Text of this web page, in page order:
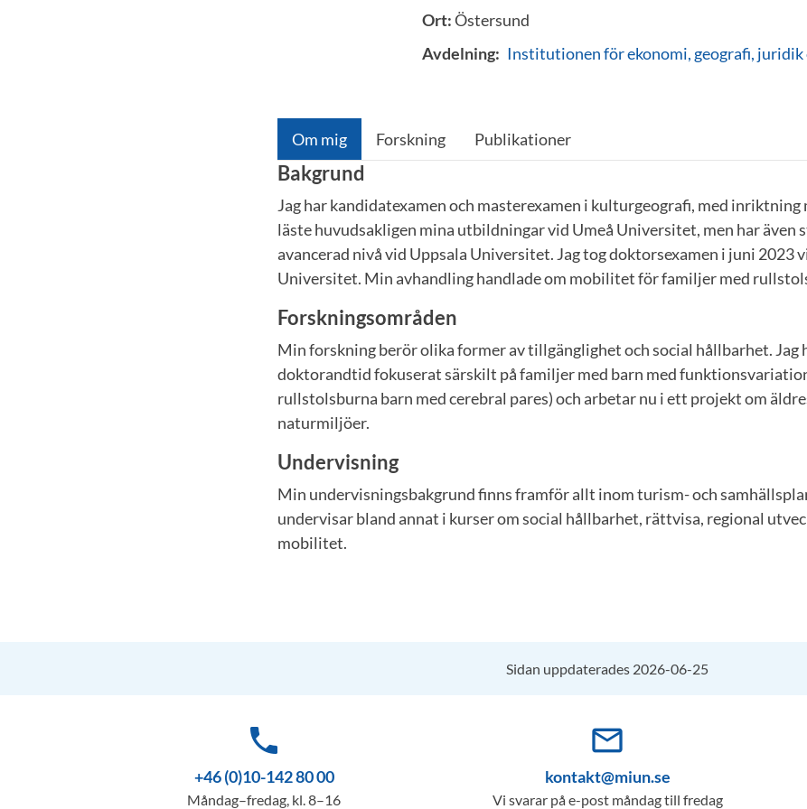
Ort:Östersund
Avdelning: Institutionen för ekonomi, geografi, juridik
Om mig Forskning Publikationer
Bakgrund
Jag har kandidatexamen och masterexamen i kulturgeografi, med inriktning
läste huvudsakligen mina utbildningar vid Umeå Universitet, men har även
avancerad nivå vid Uppsala Universitet. Jag tog doktorsexamen i juni 2023
Universitet. Min avhandling handlade om mobilitet för familjer med
Forskningsområden
Min forskning berör olika former av tillgänglighet och social hållbarhet. Jag
doktorandtid fokuserat särskilt på familjer med barn med
rullstolsburna barn med cerebral pares) och arbetar nu i ett projekt om
naturmiljöer.
Undervisning
Min undervisningsbakgrund finns framför allt inom turism- och
undervisar bland annat i kurser om social hållbarhet, rättvisa, regional
mobilitet.
Sidan uppdaterades 2026-06-25
phone
+46 (0)10-142 80 00
Måndag–fredag, kl. 8–16
mail_outline
kontakt@miun.se
Vi svarar på e-post måndag till fredag